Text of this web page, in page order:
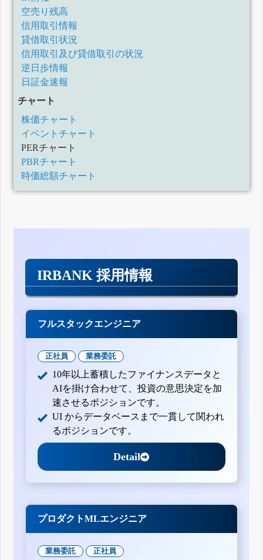
空売り残高
信用取引情報
貸借取引状況
信用取引及び貸借取引の状況
逆日歩情報
日証金速報
チャート
株価チャート
イベントチャート
PERチャート
PBRチャート
時価総額チャート
IRBANK 採用情報
フルスタックエンジニア
正社員 業務委託
10年以上蓄積したファイナンスデータと
AIを掛け合わせて、投資の意思決定を加
速させるポジションです。
UI からデータベースまで一貫して関われ
るポジションです。
Detail
プロダクトMLエンジニア
業務委託 正社員